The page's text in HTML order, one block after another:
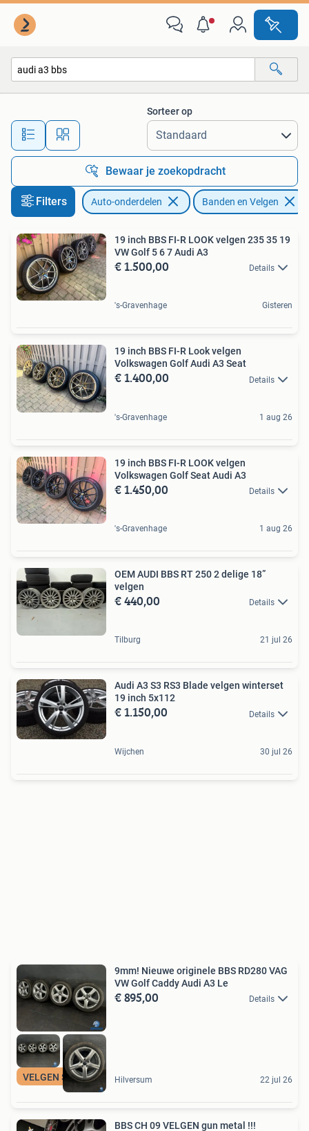
Alle afstanden…
Sorteer op
Bewaar je zoekopdracht
Filters Auto-onderdelen Banden en Velgen
19 inch BBS FI-R LOOK velgen 235 35 19
VW Golf 5 6 7 Audi A3
€ 1.500,00 Details
's-Gravenhage Gisteren
19 inch BBS FI-R Look velgen
Volkswagen Golf Audi A3 Seat
€ 1.400,00 Details
's-Gravenhage 1 aug 26
19 inch BBS FI-R LOOK velgen
Volkswagen Golf Seat Audi A3
€ 1.450,00 Details
's-Gravenhage 1 aug 26
OEM AUDI BBS RT 250 2 delige 18”
velgen
€ 440,00 Details
Tilburg 21 jul 26
Audi A3 S3 RS3 Blade velgen winterset
19 inch 5x112
€ 1.150,00 Details
Wijchen 30 jul 26
VELGEN SPECIALIST
9mm! Nieuwe originele BBS RD280 VAG
VW Golf Caddy Audi A3 Le
€ 895,00 Details
Hilversum 22 jul 26
BBS CH 09 VELGEN gun metal !!!